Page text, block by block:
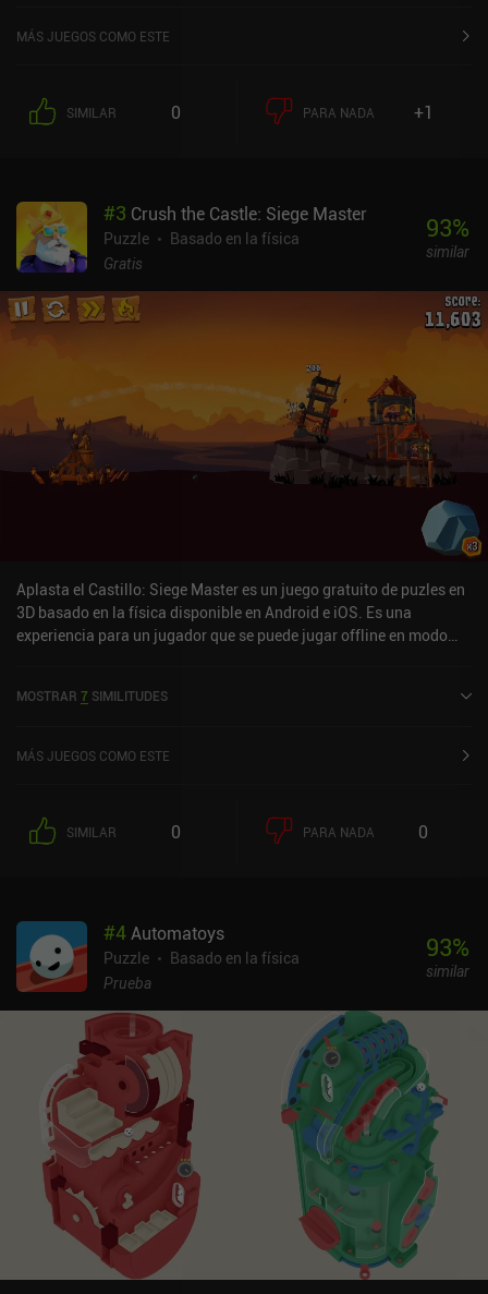
MÁS JUEGOS COMO ESTE
SIMILAR 0 PARA NADA +1
#3 Crush the Castle: Siege Master
Puzzle
Basado en la física
Gratis
93%
similar
Aplasta el Castillo: Siege Master es un juego gratuito de puzles en
3D basado en la física disponible en Android e iOS. Es una
experiencia para un jugador que se puede jugar offline en modo
Play y de 4,6 sobre 5,0 en la App Store de iOS.
MOSTRAR 7 SIMILITUDES
MÁS JUEGOS COMO ESTE
SIMILAR 0 PARA NADA 0
#4Automatoys
Puzzle
Basado en la física
Prueba
93%
similar